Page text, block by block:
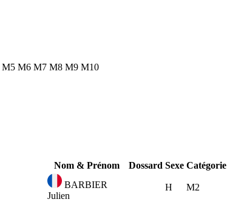
M5 M6 M7 M8 M9 M10
Nom & Prénom
Dossard Sexe Catégorie
BARBIER
Julien
H M2